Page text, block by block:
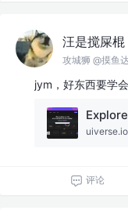
汪是搅屎棍
攻城狮 @摸鱼
jym，好东西要学
uiverse.io
评论